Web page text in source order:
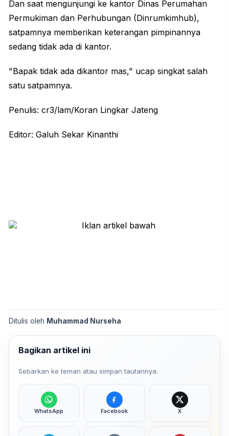
Dan saat mengunjungi ke kantor Dinas Perumahan
Permukiman dan Perhubungan (Dinrumkimhub),
satpamnya memberikan keterangan pimpinannya
sedang tidak ada di kantor.
"Bapak tidak ada dikantor mas," ucap singkat salah
satu satpamnya.
Penulis: cr3/lam/Koran Lingkar Jateng
Editor: Galuh Sekar Kinanthi
Ditulis oleh Muhammad Nurseha
Bagikan artikel ini
Sebarkan ke teman atau simpan tautannya.
WhatsApp Facebook X